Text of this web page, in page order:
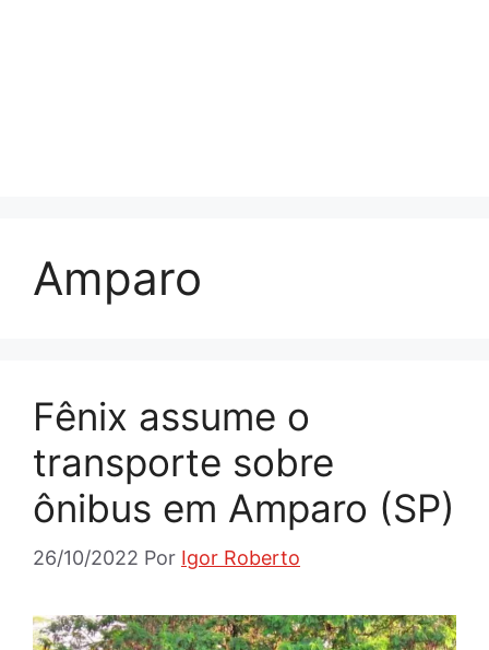
Amparo
Fênix assume o
transporte sobre
ônibus em Amparo (SP)
26/10/2022 Por Igor Roberto